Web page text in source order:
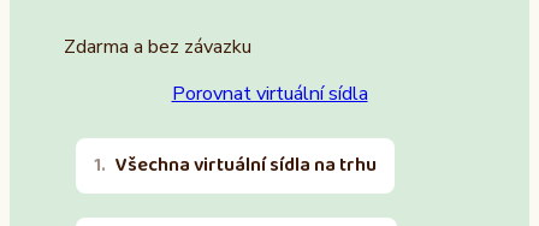
Zdarma a bez závazku
Porovnat virtuální sídla
Všechna virtuální sídla na trhu